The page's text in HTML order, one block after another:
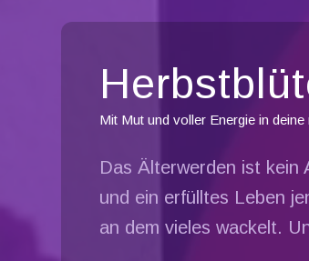
Mit Mut und voller Energie in
Das Älterwerden ist kein
und ein erfülltes Leben
an dem vieles wackelt.